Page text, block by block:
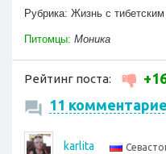
Рубрика: Жизнь с
Питомцы: Моника
Рейтинг поста:
11
karlita